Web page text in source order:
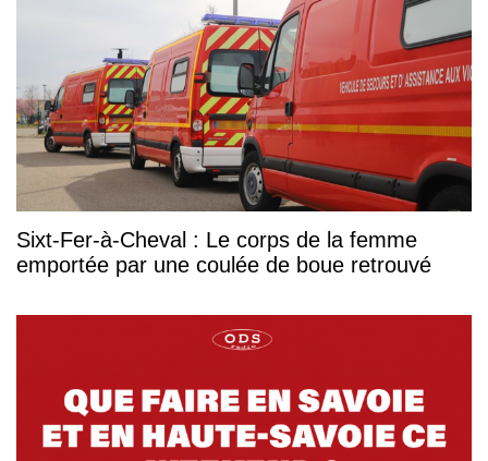
Sixt-Fer-à-Cheval : Le corps de la femme
emportée par une coulée de boue retrouvé